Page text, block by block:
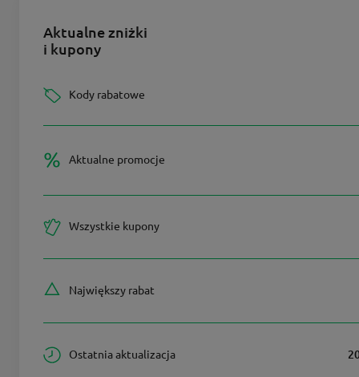
Aktualne zniżki
i kupony
Kody rabatowe
Aktualne promocje
Wszystkie kupony
Największy rabat
Ostatnia aktualizacja